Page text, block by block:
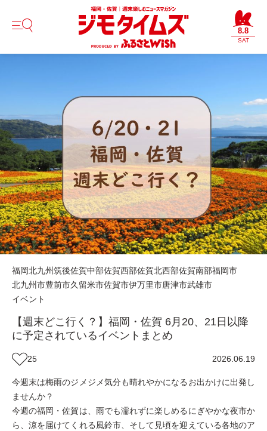
8.8
SAT
福岡北九州筑後佐賀中部佐賀西部佐賀北西部佐賀南部福岡市
北九州市豊前市久留米市佐賀市伊万里市唐津市武雄市
イベント
【週末どこ行く？】福岡・佐賀 6月20、21日以降
に予定されているイベントまとめ
25 2026.06.19
今週末は梅雨のジメジメ気分も晴れやかになるお出かけに出発し
ませんか？
今週の福岡・佐賀は、雨でも濡れずに楽しめるにぎやかな夜市か
ら、涼を届けてくれる風鈴市、そして見頃を迎えている各地のア